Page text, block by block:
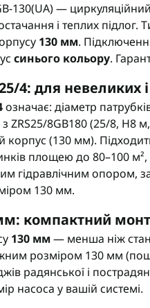
130(UA) —
і теплих підлог.
130 мм.
синього кольору.
4: для невеликих
означає: діаметр
ZRS25/8GB180 (25/8, H8
корпус (130 мм).
площею до 80–100
гідравлічним опором,
130 мм.
компактний
130 мм— менша ніж
розміром 130 мм
радянської і
насоса у вашій системі.